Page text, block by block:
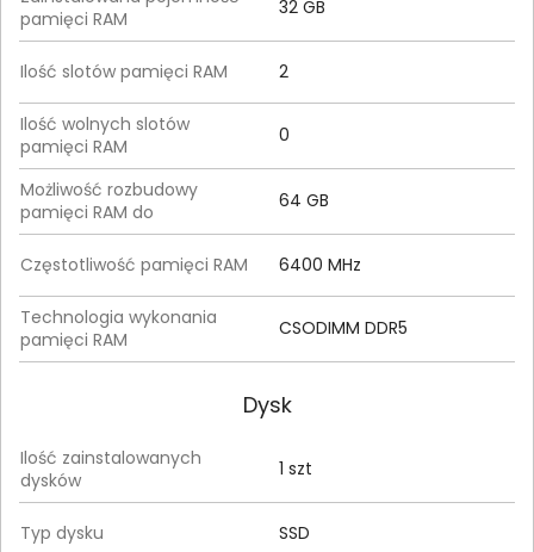
pamięci RAM
32 GB
Ilość slotów pamięci RAM 2
Ilość wolnych slotów
pamięci RAM
0
Możliwość rozbudowy
pamięci RAM do
64 GB
Częstotliwość pamięci RAM 6400 MHz
Technologia wykonania
pamięci RAM
CSODIMM DDR5
Dysk
Ilość zainstalowanych
dysków
1 szt
Typ dysku SSD